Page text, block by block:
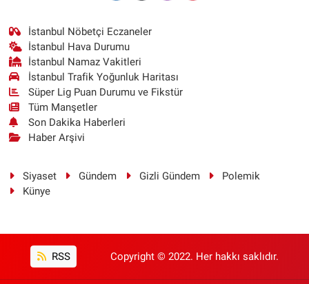
İstanbul Nöbetçi Eczaneler
İstanbul Hava Durumu
İstanbul Namaz Vakitleri
İstanbul Trafik Yoğunluk Haritası
Süper Lig Puan Durumu ve Fikstür
Tüm Manşetler
Son Dakika Haberleri
Haber Arşivi
Siyaset Gündem Gizli Gündem
Polemik
Künye
RSS Copyright © 2022. Her hakkı saklıdır.